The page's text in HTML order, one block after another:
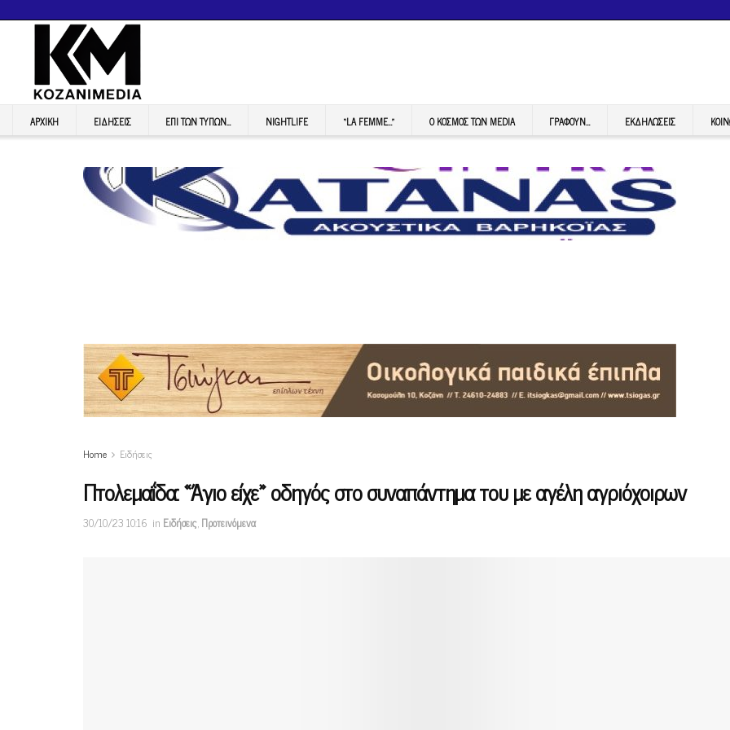
ΑΡΧΙΚΉ ΕΙΔΉΣΕΙΣ ΕΠI ΤΩΝ ΤΥΠΩΝ… NIGHTLIFE “LA FEMME…” Ο ΚΟΣΜΟΣ ΤΩΝ MEDIA ΓΡΆΦΟΥΝ… ΕΚΔΗΛΏΣΕΙΣ
Home Ειδήσεις
Πτολεμαΐδα: «Άγιο είχε» οδηγός στο συναπάντημα του με αγέλη αγριόχοιρων
30/10/23 10:16 in Ειδήσεις,Προτεινόμενα